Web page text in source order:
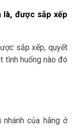
là, được sắp xếp
sắp xếp, quyết
tình huống nào đó
của hãng ở